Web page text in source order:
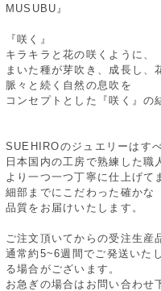
MUSUBU』
『咲く』
キラキラと花の咲くように、
まいた種が芽吹き、成長し、
脈々と続く自然の息吹を
コンセプトとした『咲く』の
SUEHIROのジュエリーはす
日本国内の工房で熟練した職
より一つ一つ丁寧に仕上げて
細部までにこだわった確かな
品質をお届けいたします。
ご注文頂いてからの受注生産
通常約5~6週間でご発送いた
る場合がございます。
お急ぎの場合はお問い合わせ